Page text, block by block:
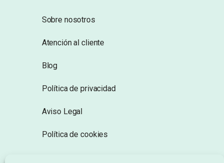
Sobre nosotros
Atención al cliente
Blog
Política de privacidad
Aviso Legal
Política de cookies